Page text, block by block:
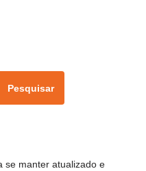
Pesquisar
se manter atualizado e